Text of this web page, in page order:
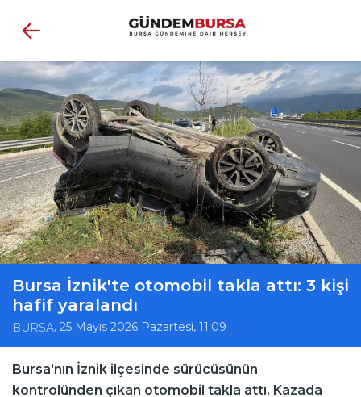
Bursa İznik'te otomobil takla attı: 3 kişi
hafif yaralandı
BURSA, 25 Mayıs 2026 Pazartesi, 11:09
Bursa'nın İznik ilçesinde sürücüsünün
kontrolünden çıkan otomobil takla attı. Kazada